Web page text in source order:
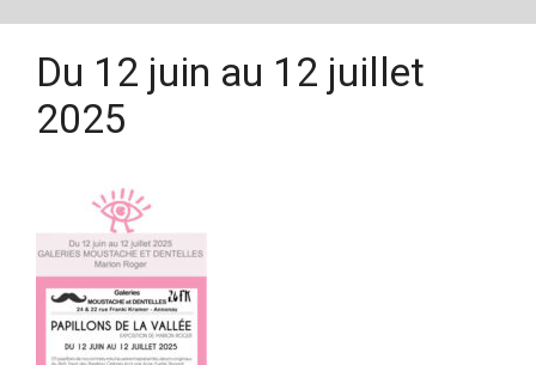
Du 12 juin au 12 juillet
2025